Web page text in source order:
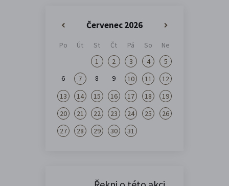
Červenec 2026
»
Po Út St Čt Pá So
Ne
1
2 3 4
5
6
7 8 9 10 11
12
13
14 15 16 17 18
19
20
21 22 23 24 25
26
27
28 29 30 31